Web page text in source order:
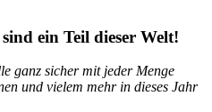
ein Teil dieser Welt!
ganz sicher mit jeder Menge
und vielem mehr in dieses Jahr